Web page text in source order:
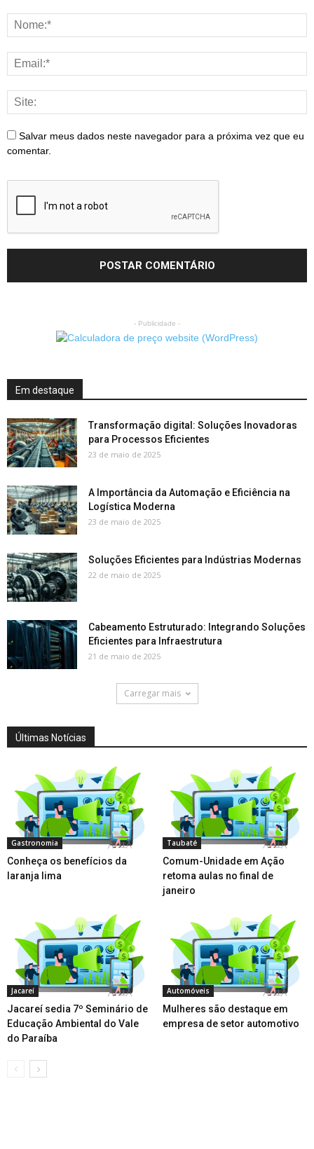
Salvar meus dados neste navegador para a próxima vez que eu
comentar.
- Publicidade -
Em destaque
Transformação digital: Soluções Inovadoras
para Processos Eficientes
23 de maio de 2025
A Importância da Automação e Eficiência na
Logística Moderna
23 de maio de 2025
Soluções Eficientes para Indústrias Modernas
22 de maio de 2025
Cabeamento Estruturado: Integrando Soluções
Eficientes para Infraestrutura
21 de maio de 2025
Carregar mais
Últimas Notícias
Gastronomia
Conheça os benefícios da
laranja lima
Taubaté
Comum-Unidade em Ação
retoma aulas no final de
janeiro
Jacareí
Jacareí sedia 7º Seminário de
Educação Ambiental do Vale
do Paraíba
Automóveis
Mulheres são destaque em
empresa de setor automotivo